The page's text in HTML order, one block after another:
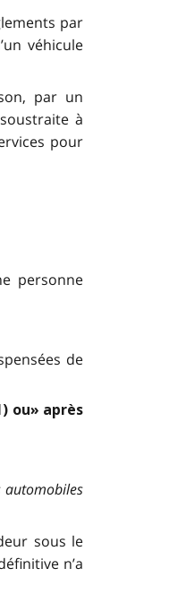
par
véhicule
par un
à
pour
personne
de
ou» après
automobiles
sous le
n’a